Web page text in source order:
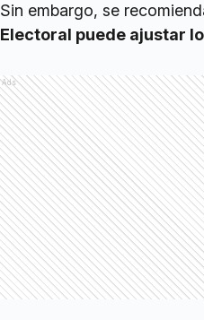
Sin embargo, se
Electoral puede ajustar
Ads